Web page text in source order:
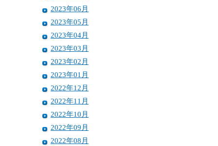
2023年06月
2023年05月
2023年04月
2023年03月
2023年02月
2023年01月
2022年12月
2022年11月
2022年10月
2022年09月
2022年08月